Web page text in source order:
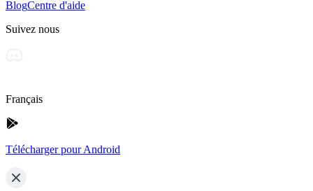
BlogCentre d'aide
Suivez nous
Français
Télécharger pour Android